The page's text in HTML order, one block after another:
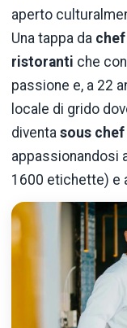
aperto
Una tappa da chef
ristoranti che
passione e, a 22
locale di grido
diventa sous chef
appassionandosi
1600 etichette) e